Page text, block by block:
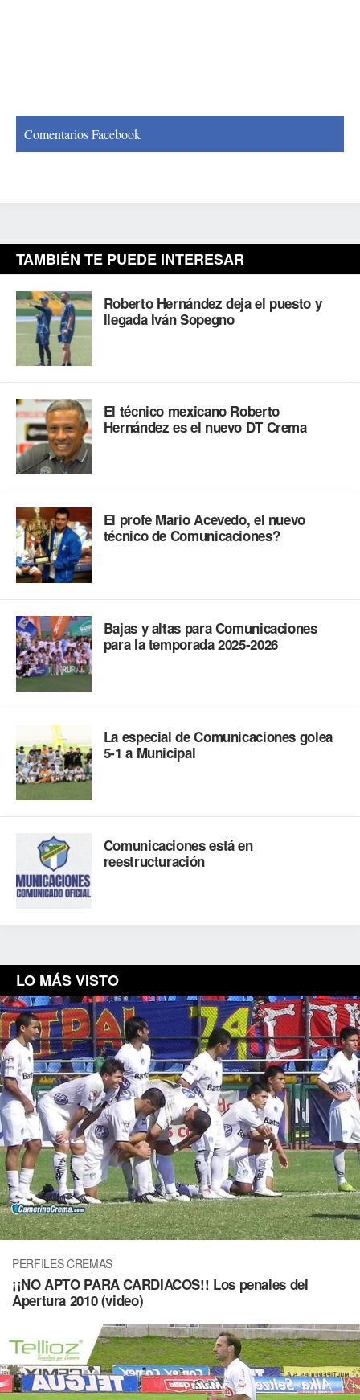
Comentarios Facebook
TAMBIÉN TE PUEDE INTERESAR
Roberto Hernández deja el puesto y
llegada Iván Sopegno
El técnico mexicano Roberto
Hernández es el nuevo DT Crema
El profe Mario Acevedo, el nuevo
técnico de Comunicaciones?
Bajas y altas para Comunicaciones
para la temporada 2025-2026
La especial de Comunicaciones golea
5-1 a Municipal
Comunicaciones está en
reestructuración
LO MÁS VISTO
PERFILES CREMAS
¡¡NO APTO PARA CARDIACOS!! Los penales del
Apertura 2010 (video)